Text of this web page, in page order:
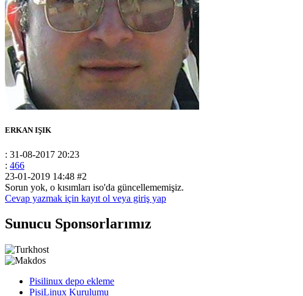
ERKAN IŞIK
: 31-08-2017 20:23
: 466
23-01-2019 14:48 #2
Sorun yok, o kısımları iso'da güncellememişiz.
Cevap yazmak için kayıt ol veya giriş yap
Sunucu Sponsorlarımız
Pisilinux depo ekleme
PisiLinux Kurulumu